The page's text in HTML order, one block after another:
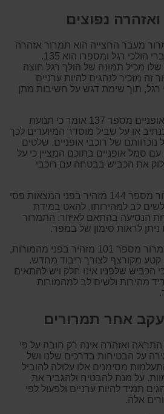
נפוצים
מעבר החצייה הוא תמרור אזהרה
חיוני שנמצא בסמוך למעברי הולכי רגל ומספרו הוא 135.
מכיל תמונה של הולך רגל חוצה
מזכיר לנהגים להיות ערניים
רגל, תוך שימת דגש על חשיבות מתן
תמרור אופניים מספר 137 אומר כי תנועת
או על שביל מוסדר המיועדים לכך
נוכחותם של רוכבי אופניים. שלטים
סמל אופניים בתוכם המציין כי על
את הכביש בבטחה עם רוכבי
תמרור מספר 144 מזהיר בפני המצאות פסי
לב למהירותו, להאט במידת
הנסיעה בהתאם לאיזור. התמרור
לראות סימון של במפר.
תמרור מספר 101 מזהיר בפני מהמורות,
מקורצף לצורך ריבוד מחדש.
הכביש שלפניו אינו חלק ויש להתאים
מהירות ולשים לב למהמורות
אחר תמרורים
ואזהרה אינה רק חובה על פי
על הבטיחות בדרכים שלנו ושל
מסימנים אלו עלולה להוביל
על מנת להבטיח ולהגביר את
תמיד להיות ערניים ולפעול לפי
אלה.